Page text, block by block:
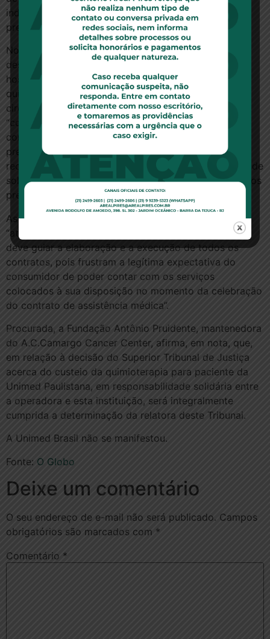
indevidas de tratamentos médico-hospitalares em
prejuízo do consumidor”, explicou a relatora.
No caso, porém, a paciente foi surpreendida com o
descredenciamento irregular e com a negativa do
hospital em prosseguir com as sessões de
quimioterapia prescritas pelo médico. Essas
circunstâncias, afirmou Nancy Andrighi, revelam
“comportamento abusivo do hospital” ao impedir a
continuidade do tratamento, o que implica defeito na
prestação do serviço à consumidora. Assim, como
reconhecido pelo TJSP, configura-se a responsabilidade
solidária com a operadora do plano pela reparação dos
prejuízos.
As condutas das duas empresas, segundo a ministra,
“atentam contra o princípio da boa-fé objetiva, que
deve guiar a elaboração e a execução de todos os
contratos, pois frustram a legítima expectativa do
consumidor de poder contar com os serviços
colocados à sua disposição no momento da celebração
do contrato de assistência médica”.
Procurada, a Fundação Antônio Pruidente, mantenedora
do A.C.Camargo Cancer Center, afirma, em nota, que,
em relação à decisão do Superior Tribunal de Justiça
acerca do custeio da quimioterapia para paciente da
Unimed Paulistana, em responsabilidade solidária entre
a operadora e esta instituição, será integralmente
cumprida a determinação da relatora deste Tribunai.
A Unimed Brasil não se manifestou.
Fonte: O Globo
Deixe um comentário
O seu endereço de e-mail não será publicado. Campos
obrigatórios são marcados com *
Comentário *